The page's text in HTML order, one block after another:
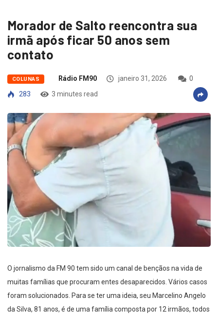
Morador de Salto reencontra sua
irmã após ficar 50 anos sem
contato
COLUNAS Rádio FM90 janeiro 31, 2026
0
283
3 minutes read
O jornalismo da FM 90 tem sido um canal de bençãos na vida de
muitas famílias que procuram entes desaparecidos. Vários casos
foram solucionados. Para se ter uma ideia, seu Marcelino Angelo
da Silva, 81 anos, é de uma família composta por 12 irmãos, todos